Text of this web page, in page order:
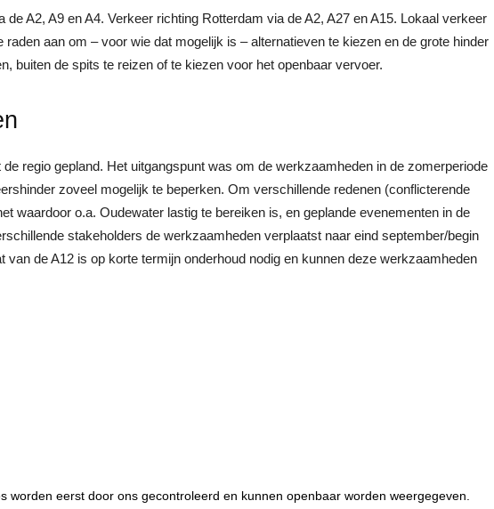
A2, A9 en A4. Verkeer richting Rotterdam via de A2, A27 en A15. Lokaal verkeer
aan om – voor wie dat mogelijk is – alternatieven te kiezen en de grote hinder
buiten de spits te reizen of te kiezen voor het openbaar vervoer.
regio gepland. Het uitgangspunt was om de werkzaamheden in de zomerperiode
zoveel mogelijk te beperken. Om verschillende redenen (conflicterende
waardoor o.a. Oudewater lastig te bereiken is, en geplande evenementen in de
stakeholders de werkzaamheden verplaatst naar eind september/begin
van de A12 is op korte termijn onderhoud nodig en kunnen deze werkzaamheden
worden eerst door ons gecontroleerd en kunnen openbaar worden weergegeven.